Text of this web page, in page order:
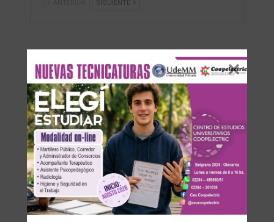
SIGUIENTE